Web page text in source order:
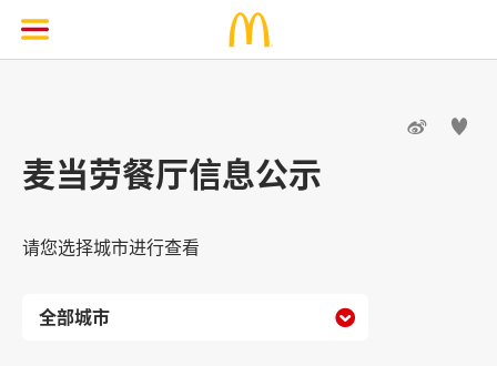
 
麦当劳餐厅信息公示
请您选择城市进行查看
